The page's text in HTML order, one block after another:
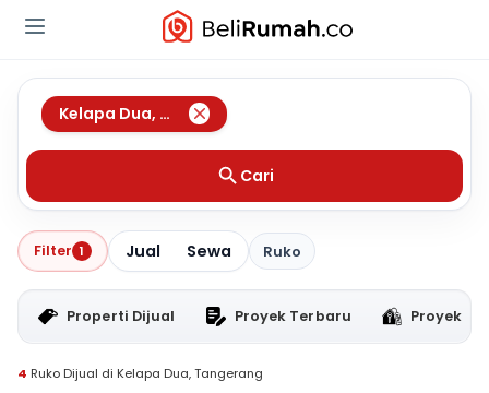
Kelapa Dua, Tangerang
Cari
Filter 1 Jual Sewa Ruko
Properti Dijual Proyek Terbaru Proyek
4 Ruko Dijual di Kelapa Dua, Tangerang